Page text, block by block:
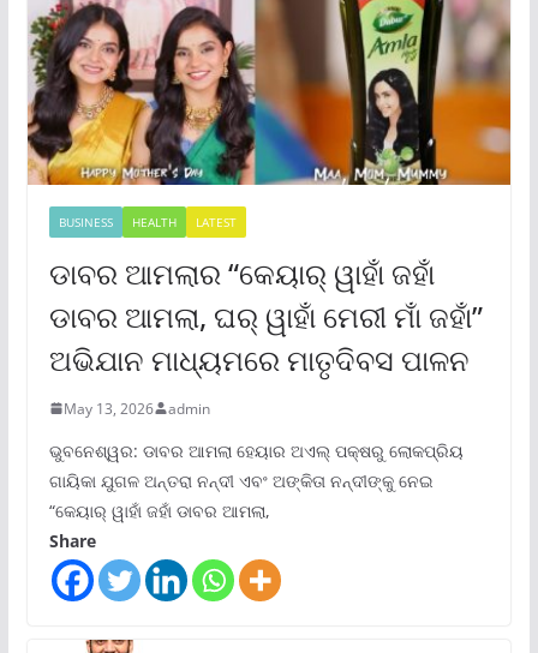
BUSINESS HEALTH LATEST
ଡାବର ଆମଲାର “କେୟାର୍ ୱାହାଁ ଜହାଁ
ଡାବର ଆମଲା, ଘର୍ ୱାହାଁ ମେରୀ ମାଁ ଜହାଁ”
ଅଭିଯାନ ମାଧ୍ୟମରେ ମାତୃଦିବସ ପାଳନ
May 13, 2026 admin
ଭୁବନେଶ୍ୱର: ଡାବର ଆମଲା ହେୟାର ଅଏଲ୍ ପକ୍ଷରୁ ଲୋକପ୍ରିୟ
ଗାୟିକା ଯୁଗଳ ଅନ୍ତରା ନନ୍ଦୀ ଏବଂ ଅଙ୍କିତା ନନ୍ଦୀଙ୍କୁ ନେଇ
“କେୟାର୍ ୱାହାଁ ଜହାଁ ଡାବର ଆମଲା,
Share